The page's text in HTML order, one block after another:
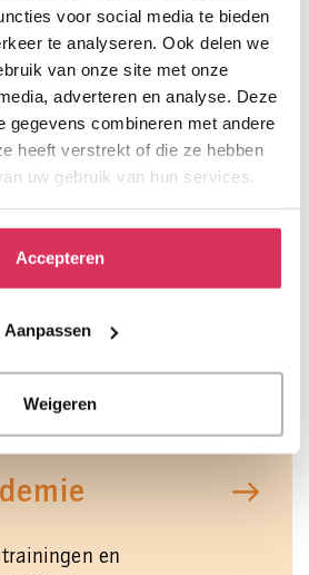
voor social media te bieden
te analyseren. Ook delen we
van onze site met onze
adverteren en analyse. Deze
gegevens combineren met andere
heeft verstrekt of die ze hebben
uw gebruik van hun services.
Accepteren
Aanpassen
Weigeren
voor mensen in
Lees dan
om richting te
en